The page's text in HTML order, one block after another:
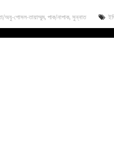
অযু-গোসল-তায়াম্মুম,পাক/নাপাক,সুন্নাত